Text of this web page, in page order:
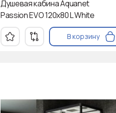
Душевая кабина Aquanet
Passion EVO 120x80 L White
В корзину